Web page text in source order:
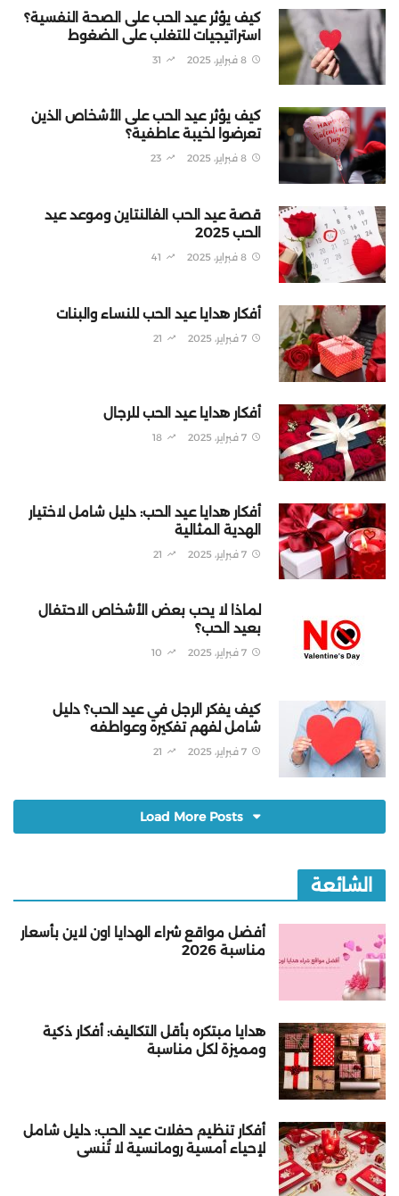
كيف يؤثر عيد الحب على الصحة النفسية؟
استراتيجيات للتغلب على الضغوط
8 فبراير، 2025 31
كيف يؤثر عيد الحب على الأشخاص الذين
تعرضوا لخيبة عاطفية؟
8 فبراير، 2025 23
قصة عيد الحب الفالنتاين وموعد عيد
الحب 2025
8 فبراير، 2025 41
أفكار هدايا عيد الحب للنساء والبنات
7 فبراير، 2025 21
أفكار هدايا عيد الحب للرجال
7 فبراير، 2025 18
أفكار هدايا عيد الحب: دليل شامل لاختيار
الهدية المثالية
7 فبراير، 2025 21
لماذا لا يحب بعض الأشخاص الاحتفال
بعيد الحب؟
7 فبراير، 2025 10
كيف يفكر الرجل في عيد الحب؟ دليل
شامل لفهم تفكيره وعواطفه
7 فبراير، 2025 21
Load More Posts
الشائعة
أفضل مواقع شراء الهدايا اون لاين بأسعار
مناسبة 2026
هدايا مبتكره بأقل التكاليف: أفكار ذكية
ومميزة لكل مناسبة
أفكار تنظيم حفلات عيد الحب: دليل شامل
لإحياء أمسية رومانسية لا تُنسى